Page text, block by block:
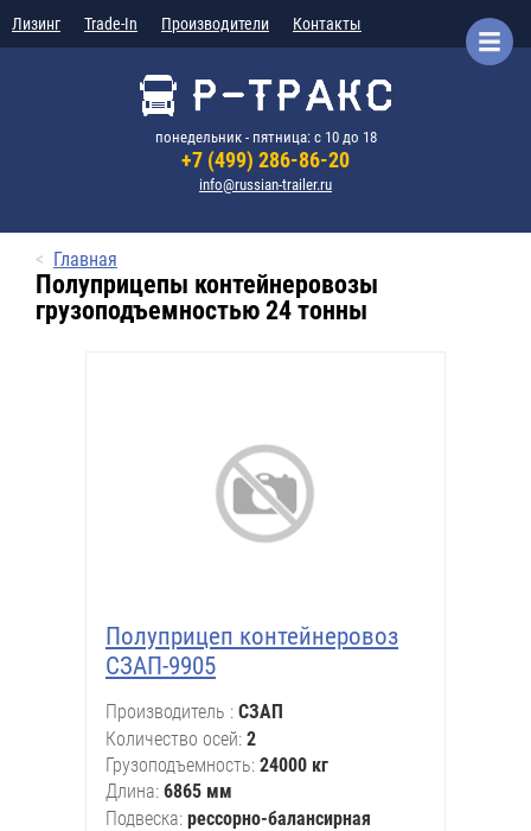
Лизинг Trade-In Производители Контакты
понедельник - пятница: с 10 до 18
+7 (499) 286-86-20
info@russian-trailer.ru
Главная
Полуприцепы контейнеровозы
грузоподъемностью 24 тонны
Полуприцеп контейнеровоз
СЗАП-9905
Производитель
СЗАП
Количество осей 2
Грузоподъемность 24000 кг
Длина 6865 мм
Подвеска рессорно-балансирная